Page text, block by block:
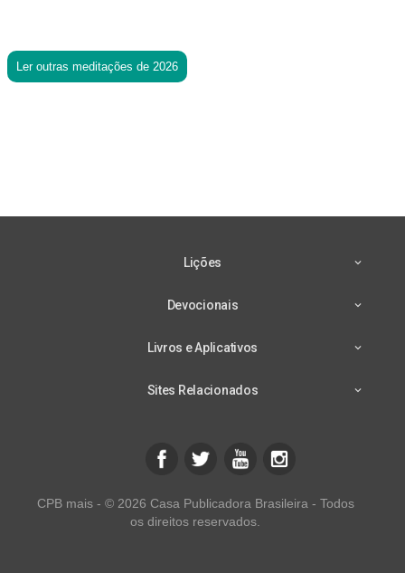
Ler outras meditações de 2026
Lições
Devocionais
Livros e Aplicativos
Sites Relacionados
CPB mais - © 2026 Casa Publicadora Brasileira - Todos
os direitos reservados.